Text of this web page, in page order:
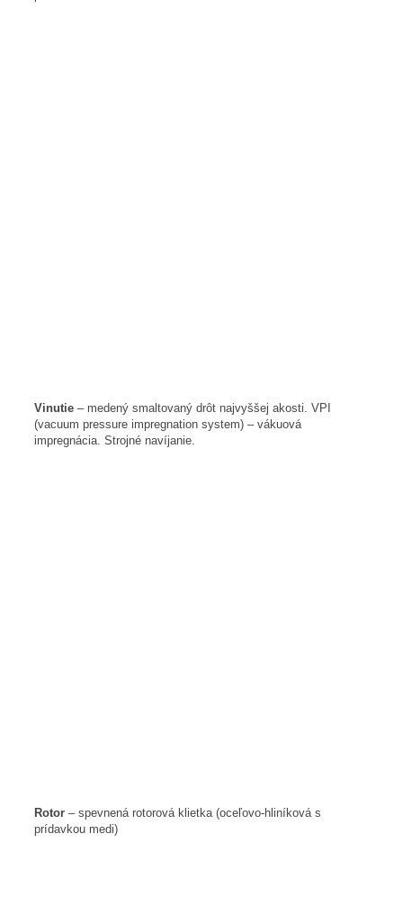
Vinutie – medený smaltovaný drôt najvyššej akosti. VPI
(vacuum pressure impregnation system) – vákuová
impregnácia. Strojné navíjanie.
Rotor – spevnená rotorová klietka (oceľovo-hliníková s
prídavkou medi)